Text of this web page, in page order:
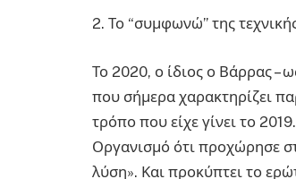
2. Το “συμφωνώ” της
Το 2020, ο ίδιος ο Βάρρας –
που σήμερα χαρακτηρίζει
τρόπο που είχε γίνει το
Οργανισμό ότι προχώρησε
λύση». Και προκύπτει το